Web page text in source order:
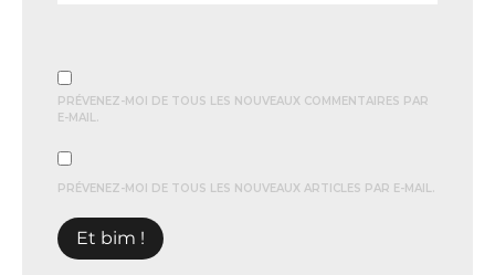
PRÉVENEZ-MOI DE TOUS LES NOUVEAUX COMMENTAIRES PAR
E-MAIL.
PRÉVENEZ-MOI DE TOUS LES NOUVEAUX ARTICLES PAR E-MAIL.